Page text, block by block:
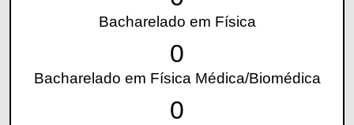
Bacharelado em Física
0
Bacharelado em Física Médica/Biomédica
0